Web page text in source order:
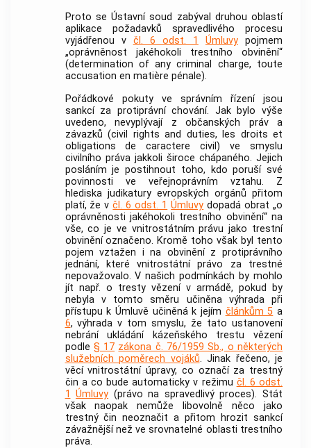
Proto se Ústavní soud zabýval druhou oblastí
aplikace požadavků spravedlivého procesu
vyjádřenou v čl. 6 odst. 1 Úmluvypojmem
„oprávněnost jakéhokoli trestního obvinění“
(determination of any criminal charge, toute
accusation en matière pénale).
Pořádkové pokuty ve správním řízení jsou
sankcí za protiprávní chování. Jak bylo výše
uvedeno, nevyplývají z občanských práv a
závazků (civil rights and duties, les droits et
obligations de caractere civil) ve smyslu
civilního práva jakkoli široce chápaného. Jejich
posláním je postihnout toho, kdo poruší své
povinnosti ve veřejnoprávním vztahu. Z
hlediska judikatury evropských orgánů přitom
platí, že včl. 6 odst. 1 Úmluvy dopadá obrat „o
oprávněnosti jakéhokoli trestního obvinění“ na
vše, co je ve vnitrostátním právu jako trestní
obvinění označeno. Kromě toho však byl tento
pojem vztažen i na obvinění z protiprávního
jednání, které vnitrostátní právo za trestné
nepovažovalo. V našich podmínkách by mohlo
jít např. o tresty vězení v armádě, pokud by
nebyla v tomto směru učiněna výhrada při
přístupu k Úmluvě učiněná k jejím článkům 5 a
6, výhrada v tom smyslu, že tato ustanovení
nebrání ukládání kázeňského trestu vězení
podle § 17 zákona č. 76/1959 Sb., o některých
služebních poměrech vojáků. Jinak řečeno, je
věcí vnitrostátní úpravy, co označí za trestný
čin a co bude automaticky v režimu čl. 6 odst.
1 Úmluvy (právo na spravedlivý proces). Stát
však naopak nemůže libovolně něco jako
trestný čin neoznačit a přitom hrozit sankcí
závažnější než ve srovnatelné oblasti trestního
práva.